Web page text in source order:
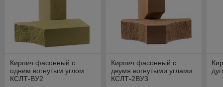
Кирпич фасонный с
одним вогнутым углом
КСЛТ-ВУ2
Кирпич фасонный с
двумя вогнутыми углами
КСЛТ-2ВУ3